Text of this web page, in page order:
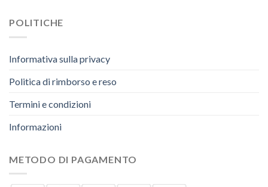
POLITICHE
Informativa sulla privacy
Politica di rimborso e reso
Termini e condizioni
Informazioni
METODO DI PAGAMENTO